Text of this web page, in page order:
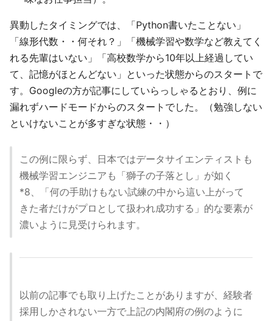
異動したタイミングでは、「Python書いたことない」
「線形代数・・何それ？」「機械学習や数学など教えてく
れる先輩はいない」「高校数学から10年以上経過してい
て、記憶がほとんどない」といった状態からのスタートで
す。Googleの方が記事にしていらっしゃるとおり、例に
漏れずハードモードからのスタートでした。（勉強しない
といけないことが多すぎな状態・・）
この例に限らず、日本ではデータサイエンティストも
機械学習エンジニアも「獅子の子落とし」が如く
*8、「何の手助けもない試練の中から這い上がって
きた者だけがプロとして扱われ成功する」的な要素が
濃いように見受けられます。
以前の記事でも取り上げたことがありますが、経験者
採用しかされない一方で上記の内閣府の例のように